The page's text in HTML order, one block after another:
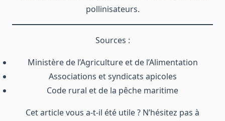
pollinisateurs.
Sources :
Ministère de l’Agriculture et de l’Alimentation
Associations et syndicats apicoles
Code rural et de la pêche maritime
Cet article vous a-t-il été utile ? N’hésitez pas à